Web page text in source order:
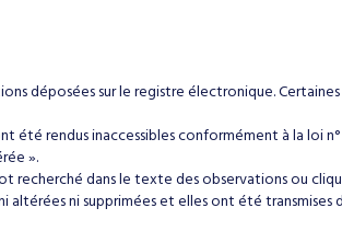
déposées sur le registre électronique.
rendus inaccessibles conformément à la loi
».
recherché dans le texte des observations ou
altérées ni supprimées et elles ont été